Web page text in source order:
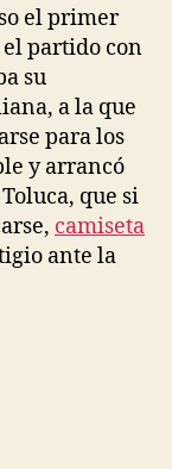
el primer
partido con
su
a la que
para los
y arrancó
que si
camiseta
ante la